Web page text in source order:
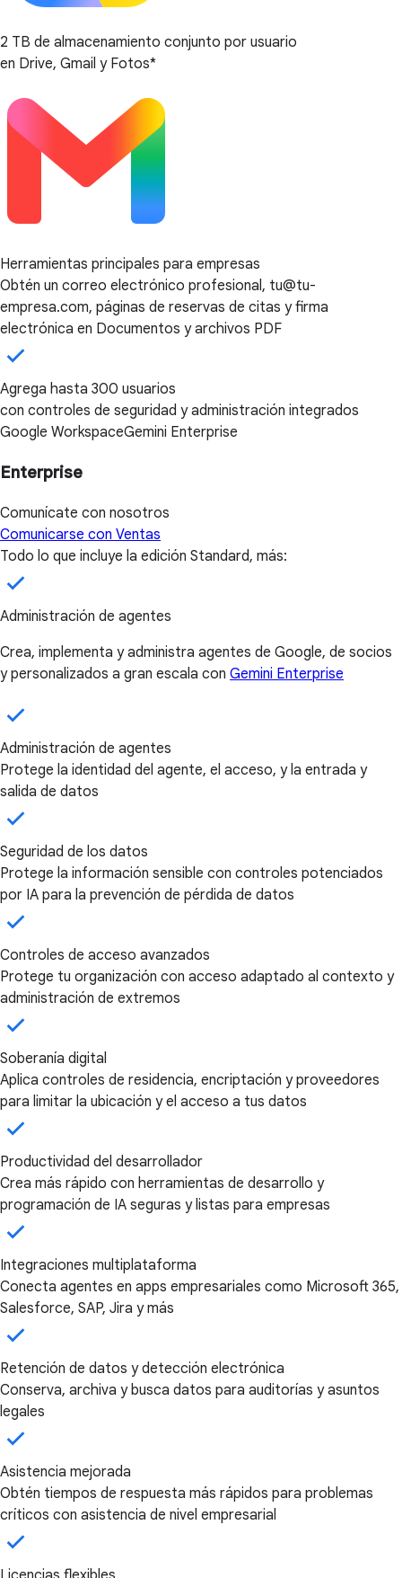
2 TB de almacenamiento conjunto por usuario
en Drive, Gmail y Fotos*
Herramientas principales para empresas
Obtén un correo electrónico profesional, tu@tu-
empresa.com, páginas de reservas de citas y firma
electrónica en Documentos y archivos PDF
Agrega hasta 300 usuarios
con controles de seguridad y administración integrados
Google WorkspaceGemini Enterprise
Enterprise
Comunícate con nosotros
Comunicarse con Ventas
Todo lo que incluye la edición Standard, más:
Administración de agentes
Crea, implementa y administra agentes de Google, de socios
y personalizados a gran escala con Gemini Enterprise
Administración de agentes
Protege la identidad del agente, el acceso, y la entrada y
salida de datos
Seguridad de los datos
Protege la información sensible con controles potenciados
por IA para la prevención de pérdida de datos
Controles de acceso avanzados
Protege tu organización con acceso adaptado al contexto y
administración de extremos
Soberanía digital
Aplica controles de residencia, encriptación y proveedores
para limitar la ubicación y el acceso a tus datos
Productividad del desarrollador
Crea más rápido con herramientas de desarrollo y
programación de IA seguras y listas para empresas
Integraciones multiplataforma
Conecta agentes en apps empresariales como Microsoft 365,
Salesforce, SAP, Jira y más
Retención de datos y detección electrónica
Conserva, archiva y busca datos para auditorías y asuntos
legales
Asistencia mejorada
Obtén tiempos de respuesta más rápidos para problemas
críticos con asistencia de nivel empresarial